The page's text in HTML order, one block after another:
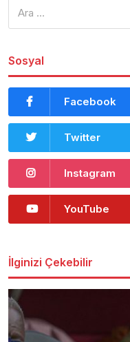
Sosyal
Facebook
Twitter
Instagram
YouTube
İlginizi Çekebilir